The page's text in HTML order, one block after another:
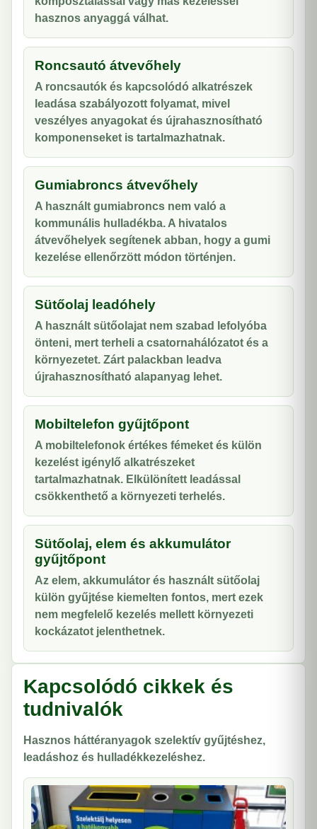
hasznos anyaggá válhat.
Roncsautó átvevőhely
A roncsautók és kapcsolódó alkatrészek
leadása szabályozott folyamat, mivel
veszélyes anyagokat és újrahasznosítható
komponenseket is tartalmazhatnak.
Gumiabroncs átvevőhely
A használt gumiabroncs nem való a
kommunális hulladékba. A hivatalos
átvevőhelyek segítenek abban, hogy a gumi
kezelése ellenőrzött módon történjen.
Sütőolaj leadóhely
A használt sütőolajat nem szabad lefolyóba
önteni, mert terheli a csatornahálózatot és a
környezetet. Zárt palackban leadva
újrahasznosítható alapanyag lehet.
Mobiltelefon gyűjtőpont
A mobiltelefonok értékes fémeket és külön
kezelést igénylő alkatrészeket
tartalmazhatnak. Elkülönített leadással
csökkenthető a környezeti terhelés.
Sütőolaj, elem és akkumulátor
gyűjtőpont
Az elem, akkumulátor és használt sütőolaj
külön gyűjtése kiemelten fontos, mert ezek
nem megfelelő kezelés mellett környezeti
kockázatot jelenthetnek.
Kapcsolódó cikkek és
tudnivalók
Hasznos háttéranyagok szelektív gyűjtéshez,
leadáshoz és hulladékkezeléshez.